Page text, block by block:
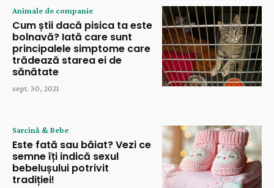
Animale de companie
Cum știi dacă pisica ta este
bolnavă? Iată care sunt
principalele simptome care
trădează starea ei de
sănătate
sept. 30, 2021
Sarcină & Bebe
Este fată sau băiat? Vezi ce
semne îți indică sexul
bebelușului potrivit
tradiției!